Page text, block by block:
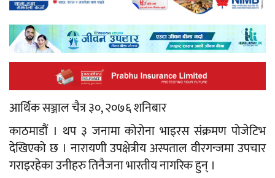
आर्थिक सञ्जाल चैत्र ३०, २०७६ शनिबार
काठमाडौं । थप ३ जनामा कोरोना भाइरस संक्रमण पोजेटिभ
देखिएको छ । नारायणी उपक्षेत्रीय अस्पताल वीरगन्जमा उपचार
गराइरहेका उनीहरु तिनैजना भारतीय नागरिक हुन् ।